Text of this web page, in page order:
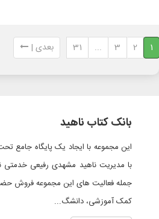
1
2
3
...
31 بعدی |
بانک کتاب ناهید
این مجموعه با ایجاد یک پایگاه جامع
با مدیریت ناهید مشهدی رفیعی خدمتی
جمله فعالیت های این مجموعه فروش
کمک آموزشی، دانشگ...